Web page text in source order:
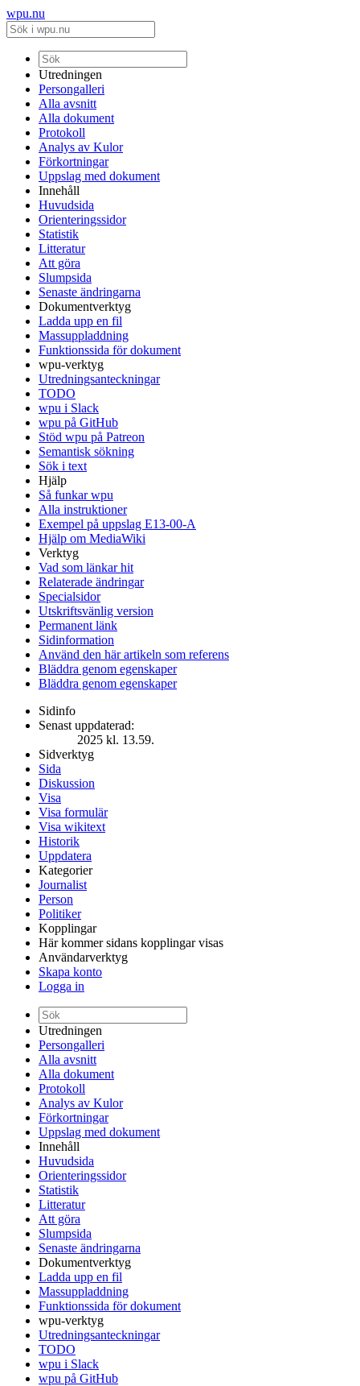
wpu.nu
Utredningen
Persongalleri
Alla avsnitt
Alla dokument
Protokoll
Analys av Kulor
Förkortningar
Uppslag med dokument
Innehåll
Huvudsida
Orienteringssidor
Statistik
Litteratur
Att göra
Slumpsida
Senaste ändringarna
Dokumentverktyg
Ladda upp en fil
Massuppladdning
Funktionssida för dokument
wpu-verktyg
Utredningsanteckningar
TODO
wpu i Slack
wpu på GitHub
Stöd wpu på Patreon
Semantisk sökning
Sök i text
Hjälp
Så funkar wpu
Alla instruktioner
Exempel på uppslag E13-00-A
Hjälp om MediaWiki
Verktyg
Vad som länkar hit
Relaterade ändringar
Specialsidor
Utskriftsvänlig version
Permanent länk
Sidinformation
Använd den här artikeln som referens
Bläddra genom egenskaper
Bläddra genom egenskaper
Sidinfo
Senast uppdaterad:
2025 kl. 13.59.
Sidverktyg
Sida
Diskussion
Visa
Visa formulär
Visa wikitext
Historik
Uppdatera
Kategorier
Journalist
Person
Politiker
Kopplingar
Här kommer sidans kopplingar visas
Användarverktyg
Skapa konto
Logga in
Utredningen
Persongalleri
Alla avsnitt
Alla dokument
Protokoll
Analys av Kulor
Förkortningar
Uppslag med dokument
Innehåll
Huvudsida
Orienteringssidor
Statistik
Litteratur
Att göra
Slumpsida
Senaste ändringarna
Dokumentverktyg
Ladda upp en fil
Massuppladdning
Funktionssida för dokument
wpu-verktyg
Utredningsanteckningar
TODO
wpu i Slack
wpu på GitHub